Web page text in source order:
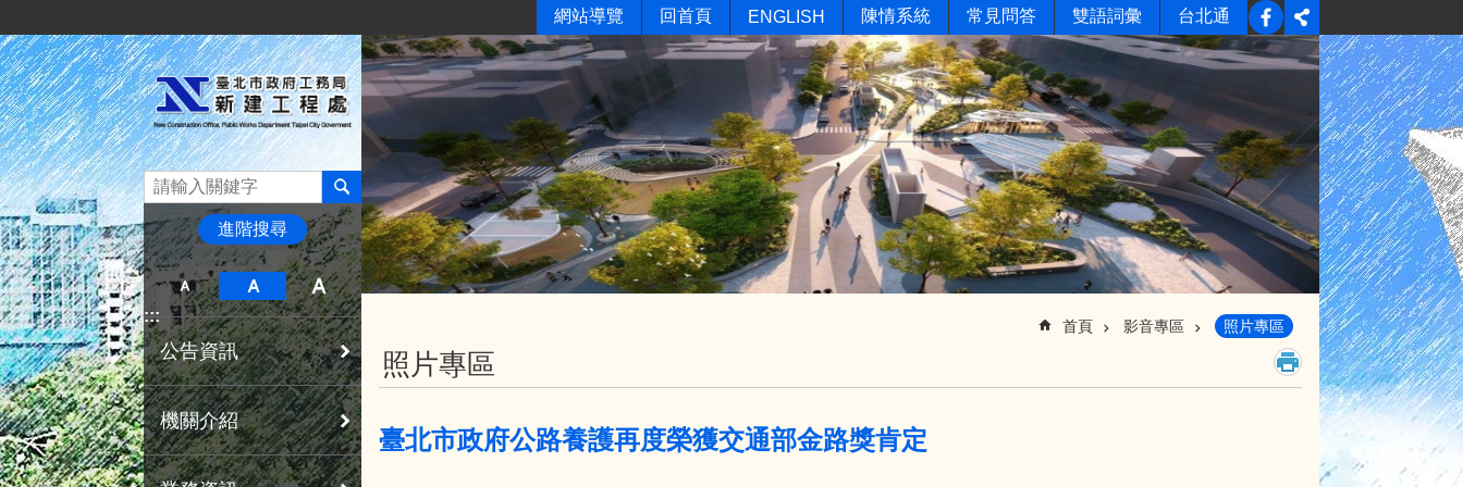
網站導覽 回首頁 ENGLISH 陳情系統 常見問答 雙語詞彙 台北通
進階搜尋
:::
公告資訊
機關介紹
首頁 影音專區 照片專區
照片專區
臺北市政府公路養護再度榮獲交通部金路獎肯定